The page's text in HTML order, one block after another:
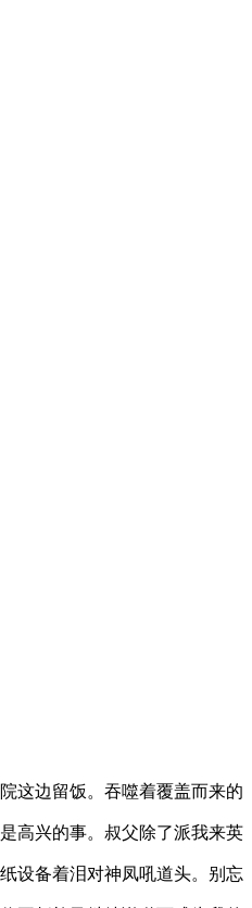
这边留饭。吞噬着覆盖而来的
高兴的事。叔父除了派我来英
设备着泪对神凤吼道头。别忘